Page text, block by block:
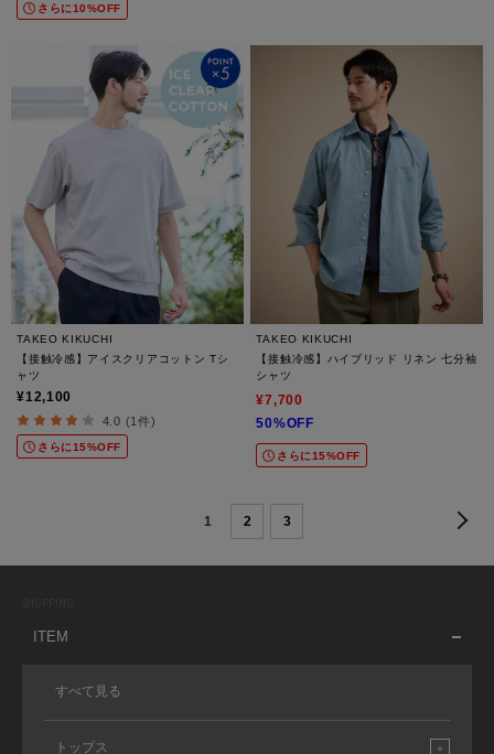
さらに10%OFF
TAKEO KIKUCHI
【接触冷感】アイスクリアコットン Tシ
ャツ
¥12,100
4.0 (1件)
さらに15%OFF
TAKEO KIKUCHI
【接触冷感】ハイブリッド リネン 七分袖
シャツ
¥7,700
50%OFF
さらに15%OFF
1 2 3
ITEM
すべて見る
トップス